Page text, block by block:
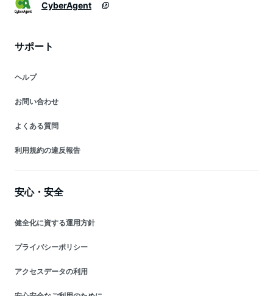
CyberAgent
サポート
ヘルプ
お問い合わせ
よくある質問
利用規約の違反報告
安心・安全
健全化に資する運用方針
プライバシーポリシー
アクセスデータの利用